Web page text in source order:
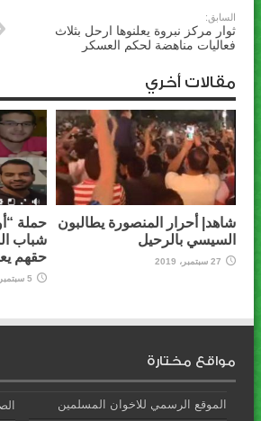
السابق:
ثوار مركز نبروة يعلنوها ارحل بثلاث
فعاليات مناهضة لحكم العسكر
مقالات أخري
شاهد| أحرار المنصورة يطالبون
السيسي بالرحيل
27 سبتمبر، 2019
حملة
شباب
حقهم
5 سبتمبر، 2019
مواقع مختارة
الموقع الرسمي للاخوان المسلمين